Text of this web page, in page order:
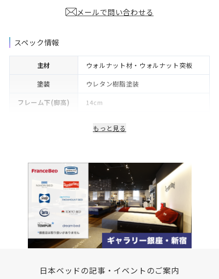
メールで問い合わせる
スペック情報
主材
ウォルナット材・ウォルナット突板
塗装
ウレタン樹脂塗装
フレーム下(脚高)
14cm
もっと見る
日本ベッドの記事・イベントのご案内